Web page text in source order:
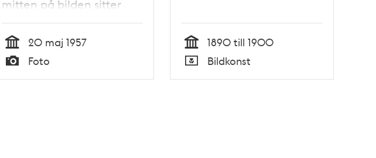
mitten på bilden sitter
Sven Båkman, bredvid
honom två okända flickor.
(På bilen står det
""Svenne vill inte köra
utan anlitar"")
Tid
20 maj 1957
Typ
Foto Tid
1890 till 1900
Typ
Bildkonst